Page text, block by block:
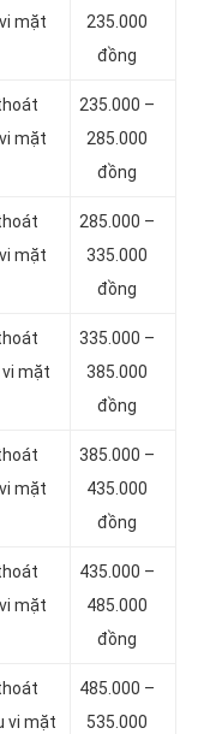
mặt
235.000
đồng
mặt
235.000 –
285.000
đồng
mặt
285.000 –
335.000
đồng
mặt
335.000 –
385.000
đồng
mặt
385.000 –
435.000
đồng
mặt
435.000 –
485.000
đồng
vi mặt
485.000 –
535.000